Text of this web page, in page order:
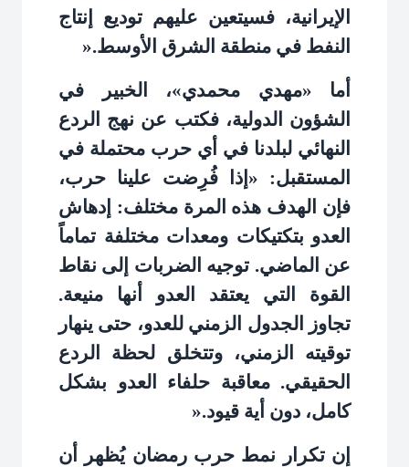
الإيرانية، فسيتعين عليهم توديع إنتاج
النفط في منطقة الشرق الأوسط».
أما «مهدي محمدي»، الخبير في
الشؤون الدولية، فكتب عن نهج الردع
النهائي لبلدنا في أي حرب محتملة في
المستقبل: «إذا فُرِضت علينا حرب،
فإن الهدف هذه المرة مختلف: إدهاش
العدو بتكتيكات ومعدات مختلفة تماماً
عن الماضي. توجيه الضربات إلى نقاط
القوة التي يعتقد العدو أنها منيعة.
تجاوز الجدول الزمني للعدو، حتى ينهار
توقيته الزمني، وتتخلق لحظة الردع
الحقيقي. معاقبة حلفاء العدو بشكل
كامل، دون أية قيود».
إن تكرار نمط حرب رمضان يُظهر أن